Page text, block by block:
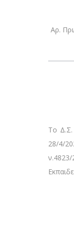
Αρ.
Το Δ.Σ.
28/4/
ν.4823/